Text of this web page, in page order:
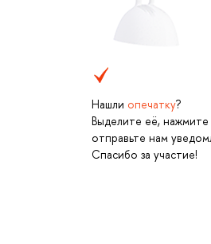
Нашли опечатку?
Выделите её,
отправьте нам
Спасибо за участие!